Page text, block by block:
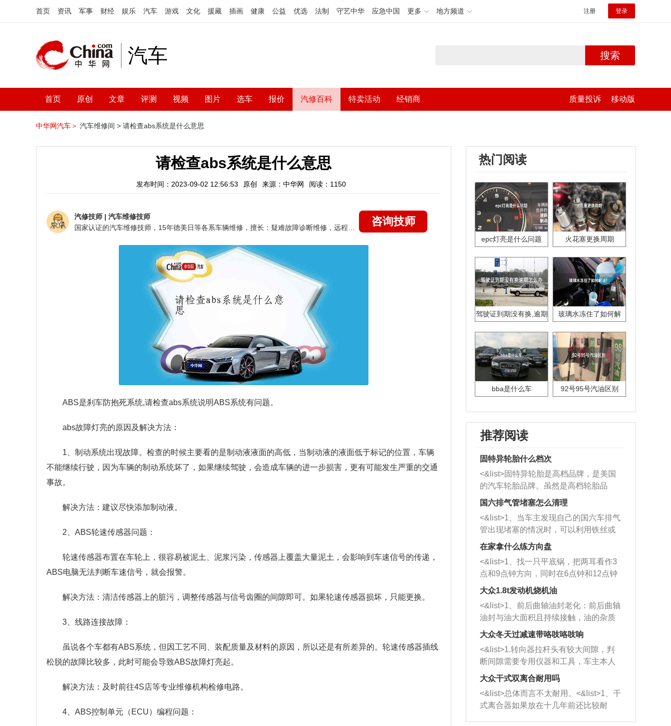
首页 资讯 军事 财经 娱乐 汽车 游戏 文化 援藏 插画 健康 公益 优选 法制 守艺中华 应急中国 更多 地方频道 注册 登录
汽车 搜索
首页 原创 文章 评测 视频 图片 选车 报价 汽修百科 特卖活动 经销商 质量投诉 移动版
中华网汽车＞ 汽车维修间 > 请检查abs系统是什么意思
请检查abs系统是什么意思
发布时间：2023-09-02 12:56:53 原创 来源：中华网 阅读：1150
汽修技师 | 汽车维修技师
咨询技师
ABS是刹车防抱死系统,请检查abs系统说明ABS系统有问题。
abs故障灯亮的原因及解决方法：
1、制动系统出现故障。检查的时候主要看的是制动液液面的高低，当制动液的液面低于标记的位置，车辆
不能继续行驶，因为车辆的制动系统坏了，如果继续驾驶，会造成车辆的进一步损害，更有可能发生严重的交通
事故。
解决方法：建议尽快添加制动液。
2、ABS轮速传感器问题：
轮速传感器布置在车轮上，很容易被泥土、泥浆污染，传感器上覆盖大量泥土，会影响到车速信号的传递，
ABS电脑无法判断车速信号，就会报警。
解决方法：清洁传感器上的脏污，调整传感器与信号齿圈的间隙即可。如果轮速传感器损坏，只能更换。
3、线路连接故障：
虽说各个车都有ABS系统，但因工艺不同、装配质量及材料的原因，所以还是有所差异的。轮速传感器插线
松脱的故障比较多，此时可能会导致ABS故障灯亮起。
解决方法：及时前往4S店等专业维修机构检修电路。
4、ABS控制单元（ECU）编程问题：
热门阅读
epc灯亮是什么问题 火花塞更换周期
驾驶证到期没有换,逾期
玻璃水冻住了如何解
bba是什么车 92号95号汽油区别
推荐阅读
固特异轮胎什么档次
<&list>固特异轮胎是高档品牌，是美国
的汽车轮胎品牌。虽然是高档轮胎品
牌，但是中高低端的轮胎都有生产，这
也是为了更好的开拓市场。
国六排气管堵塞怎么清理
<&list>1、当车主发现自己的国六车排气
管出现堵塞的情况时，可以利用铁丝或
者是细棍，直接将杂物给取出来，如果
堵塞情况比较严重，也可以采取应急措
施。 <&list>2、直接利用木棍将所有的
杂物推到排气管里面的位置处，然后将
三元催化器拆解开，就可以将堵塞的东
西取出来。但如果是因为积碳过多引起
的堵塞，就需要将三元催化器泡在草酸
洗剂对堵塞的情况得到解决，将清洗剂
放在燃油箱中，与燃油混合后，车辆启
动时，就可以和汽油一起进入到燃烧
室，最后形成废气排出，就可以让三元
催化器得到清洗，排气管堵塞的情况就
能够得到解决。
在家拿什么练方向盘
<&list>1、找一只平底锅，把两耳看作3
点和9点钟方向，同时在6点钟和12点钟
方向做一个标记。 <&list>2、双手握住
一圈半的练习，往右同样也要打相同的
圈数。 <&list>3、最后强调要反复练
习，这样就可以形成肌肉记忆，在真实
驾驶车辆时，不需要记忆也能打好方
向。
大众1.8t发动机烧机油
<&list>1、前后曲轴油封老化：前后曲轴
油封与油大面积且持续接触，油的杂质
和发动机内持续温度变化使其密封效果
逐渐减弱，导致渗油或漏油。<&list>2、
活塞间隙过大：积碳会使活塞环与缸体
的间隙扩大，导致机油流入燃烧室中，
造成烧机油。<&list>3、机油粘度。使用
机油粘度过小的话，同样会有烧机油现
象，机油粘度过小具有很好的流动性，
大众冬天过减速带咯吱咯吱响
<&list>1.转向器拉杆头有较大间隙，判
断间隙需要专用仪器和工具，车主本人
无法制作，需要将车辆送到修理厂或4s
店；<&list>2.车辆半轴套管防尘罩破
裂，破裂后会出现漏油现象，使半轴磨
损严重，磨损的半轴容易损坏，产生异
响；<&list>3.稳定器的转向胶套和球头
大众干式双离合耐用吗
<&list>总体而言不太耐用。<&list>1、干
式离合器如果放在十几年前还比较耐